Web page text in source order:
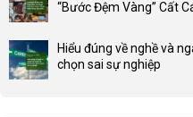
mạnh
network
gia
đình
tư
sớm:
Chiến
luận
Đừng
để
“Bước Đệm Vàng” Cất
bình
luận
Hiểu đúng về nghề và
chọn sai sự nghiệp